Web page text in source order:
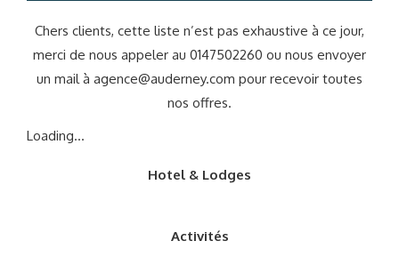
Chers clients, cette liste n’est pas exhaustive à ce jour,
merci de nous appeler au 0147502260 ou nous envoyer
un mail à agence@auderney.com pour recevoir toutes
nos offres.
Loading...
Hotel & Lodges
Activités